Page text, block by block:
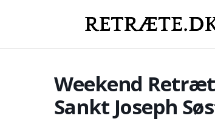
Weekend
Sankt Joseph